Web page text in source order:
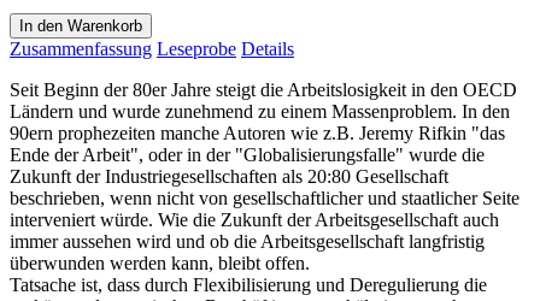
In den Warenkorb
Zusammenfassung Leseprobe Details
Seit Beginn der 80er Jahre steigt die Arbeitslosigkeit in den OECD
Ländern und wurde zunehmend zu einem Massenproblem. In den
90ern prophezeiten manche Autoren wie z.B. Jeremy Rifkin "das
Ende der Arbeit", oder in der "Globalisierungsfalle" wurde die
Zukunft der Industriegesellschaften als 20:80 Gesellschaft
beschrieben, wenn nicht von gesellschaftlicher und staatlicher Seite
interveniert würde. Wie die Zukunft der Arbeitsgesellschaft auch
immer aussehen wird und ob die Arbeitsgesellschaft langfristig
überwunden werden kann, bleibt offen.
Tatsache ist, dass durch Flexibilisierung und Deregulierung die